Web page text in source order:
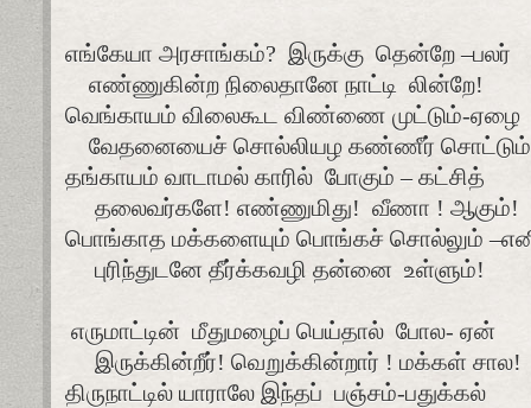
எங்கேயா அரசாங்கம்? இருக்கு தென்றே –பலர்
எண்ணுகின்ற நிலைதானே நாட்டி லின்றே!
வெங்காயம் விலைகூட விண்ணை முட்டும்-ஏழை
வேதனையைச் சொல்லியழ கண்ணீர்
தங்காயம் வாடாமல் காரில் போகும் – கட்சித்
தலைவர்களே! எண்ணுமிது! வீணா ! ஆகும்!
பொங்காத மக்களையும் பொங்கச் சொல்லும்
புரிந்துடனே தீர்க்கவழி தன்னை உள்ளும்!
எருமாட்டின் மீதுமழைப் பெய்தால் போல- ஏன்
இருக்கின்றீர்! வெறுக்கின்றார் ! மக்கள் சால!
திருநாட்டில் யாராலே இந்தப் பஞ்சம்-பதுக்கல்